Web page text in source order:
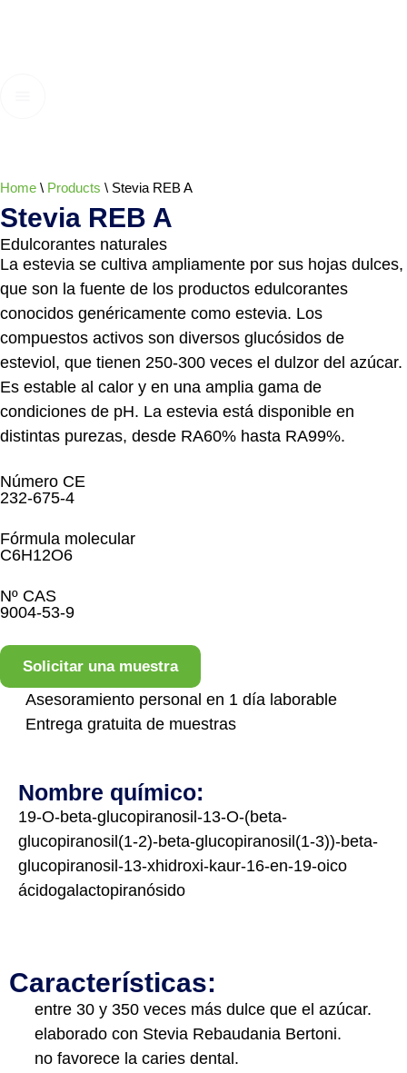
Home \ Products \ Stevia REB A
Stevia REB A
Edulcorantes naturales
La estevia se cultiva ampliamente por sus hojas dulces,
que son la fuente de los productos edulcorantes
conocidos genéricamente como estevia. Los
compuestos activos son diversos glucósidos de
esteviol, que tienen 250-300 veces el dulzor del azúcar.
Es estable al calor y en una amplia gama de
condiciones de pH. La estevia está disponible en
distintas purezas, desde RA60% hasta RA99%.
Número CE
232-675-4
Fórmula molecular
C6H12O6
Nº CAS
9004-53-9
Solicitar una muestra
Asesoramiento personal en 1 día laborable
Entrega gratuita de muestras
Nombre químico:
19-O-beta-glucopiranosil-13-O-(beta-
glucopiranosil(1-2)-beta-glucopiranosil(1-3))-beta-
glucopiranosil-13-xhidroxi-kaur-16-en-19-oico
ácidogalactopiranósido
Características:
entre 30 y 350 veces más dulce que el azúcar.
elaborado con Stevia Rebaudania Bertoni.
no favorece la caries dental.